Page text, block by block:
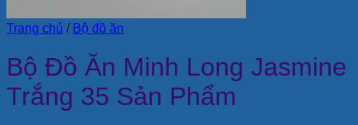
Trang chủ / Bộ đồ ăn
Bộ Đồ Ăn Minh Long Jasmine
Trắng 35 Sản Phẩm